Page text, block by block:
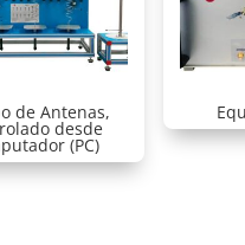
de Antenas,
desde
(PC)